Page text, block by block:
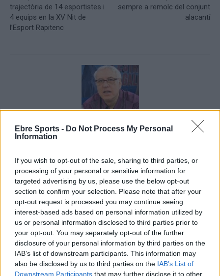
Ebre Sports - Do Not Process My Personal
Information
If you wish to opt-out of the sale, sharing to third parties, or
processing of your personal or sensitive information for
targeted advertising by us, please use the below opt-out
section to confirm your selection. Please note that after your
opt-out request is processed you may continue seeing
interest-based ads based on personal information utilized by
us or personal information disclosed to third parties prior to
your opt-out. You may separately opt-out of the further
disclosure of your personal information by third parties on the
IAB’s list of downstream participants. This information may
also be disclosed by us to third parties on the IAB’s List of
Downstream Participants that may further disclose it to other
trajectòria de 14 esportistes i
4 equips en la XV Nit de
l’Esport Rapitenc
sempre a remolc del conjunt
alacantí
ARTICLES RELACIONATS
3a divisió
Trist comiat de la Rapitenca de la Tercera
RFEF amb derrota a la Devesa
maig 11, 2024
L’entrenador Jordi Martin s’acomiada en el
darrer partit de la Rapitenca a 3a RFEF